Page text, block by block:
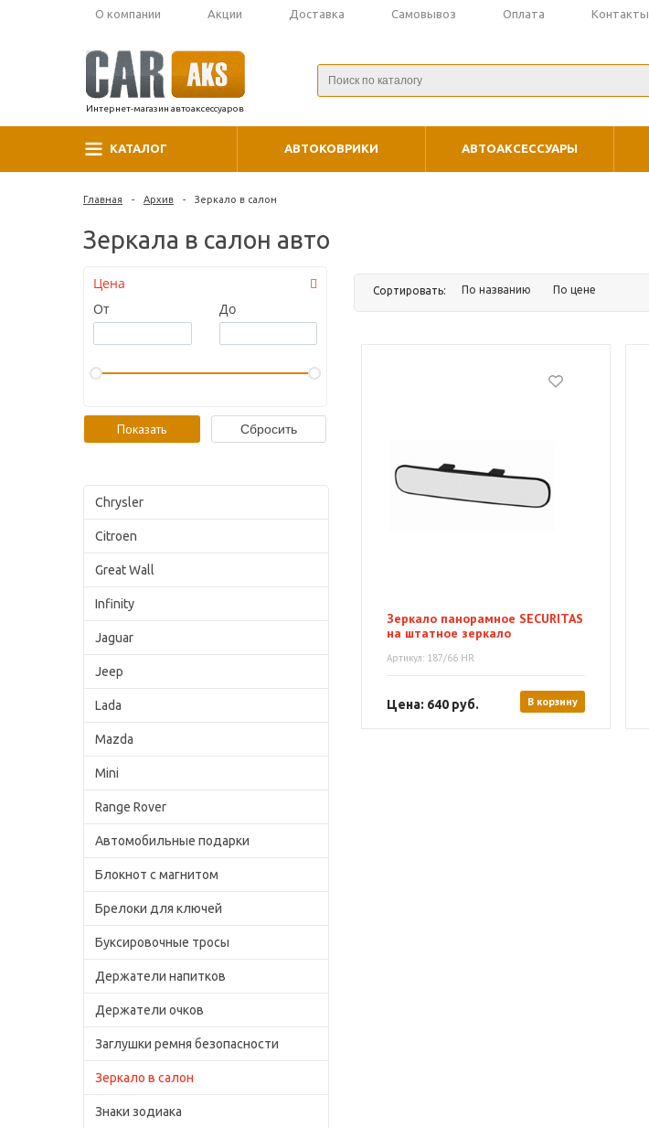
О компании Акции Доставка Самовывоз Оплата Контакты
Интернет-магазин автоаксессуаров
КАТАЛОГ АВТОКОВРИКИ АВТОАКСЕССУАРЫ
Главная - Архив - Зеркало в салон
Зеркала в салон авто
Цена
От
До
Chrysler
Citroen
Great Wall
Infinity
Jaguar
Jeep
Lada
Mazda
Mini
Range Rover
Автомобильные подарки
Блокнот с магнитом
Брелоки для ключей
Буксировочные тросы
Держатели напитков
Держатели очков
Заглушки ремня безопасности
Зеркало в салон
Знаки зодиака
Сортировать: По названию По цене
Зеркало панорамное SECURITAS
на штатное зеркало
Артикул: 187/66 HR
Цена: 640 руб. В корзину